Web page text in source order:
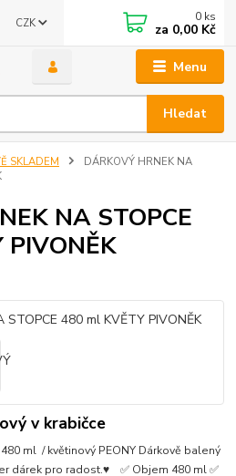
Menu
CZK
Hledat
0 ks
za 0,00 Kč
SKLADEM
DÁRKOVÝ HRNEK NA
NA STOPCE
v krabičce
480 ml / květinový PEONY Dárkově balený
dárek pro radost.♥ ✅ Objem 480 ml ✅